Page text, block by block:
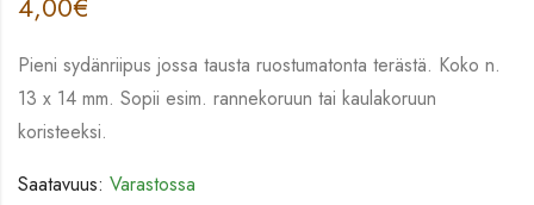
Pieni sydänriipus jossa tausta ruostumatonta terästä. Koko n.
13 x 14 mm. Sopii esim. rannekoruun tai kaulakoruun
koristeeksi.
Saatavuus: Varastossa